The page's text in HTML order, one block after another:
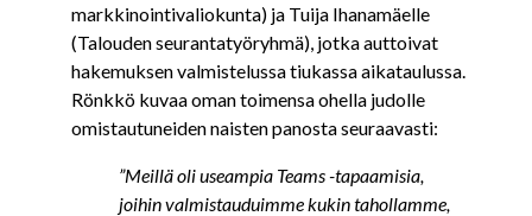
markkinointivaliokunta) ja Tuija Ihanamäelle
(Talouden seurantatyöryhmä), jotka auttoivat
hakemuksen valmistelussa tiukassa aikataulussa.
Rönkkö kuvaa oman toimensa ohella judolle
omistautuneiden naisten panosta seuraavasti:
”Meillä oli useampia Teams -tapaamisia,
joihin valmistauduimme kukin tahollamme,